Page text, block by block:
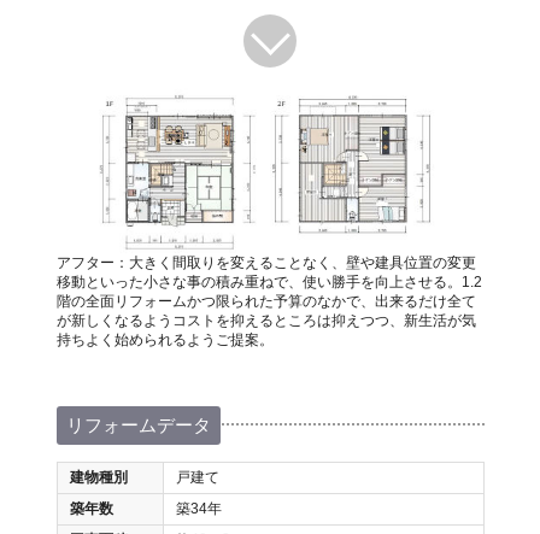
アフター：大きく間取りを変えることなく、壁や建具位置の変更
移動といった小さな事の積み重ねで、使い勝手を向上させる。1.2
階の全面リフォームかつ限られた予算のなかで、出来るだけ全て
が新しくなるようコストを抑えるところは抑えつつ、新生活が気
持ちよく始められるようご提案。
リフォームデータ
建物種別
戸建て
築年数
築34年